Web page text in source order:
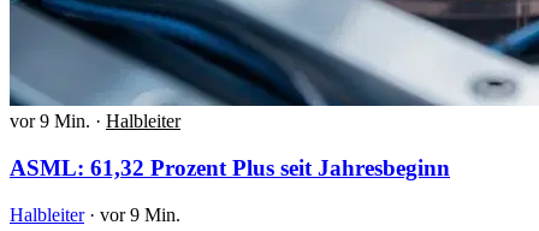
vor 9 Min. · Halbleiter
ASML: 61,32 Prozent Plus seit Jahresbeginn
Halbleiter · vor 9 Min.